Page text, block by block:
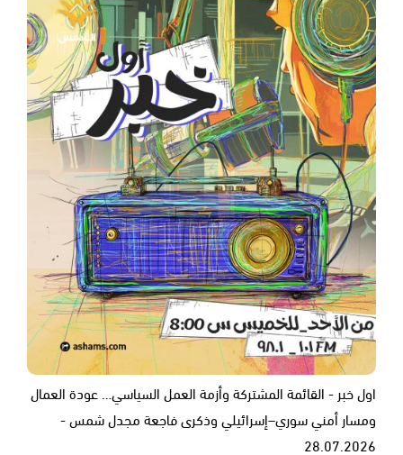
اول خبر - القائمة المشتركة وأزمة العمل السياسي… عودة العمال
ومسار أمني سوري–إسرائيلي وذكرى فاجعة مجدل شمس -
28.07.2026